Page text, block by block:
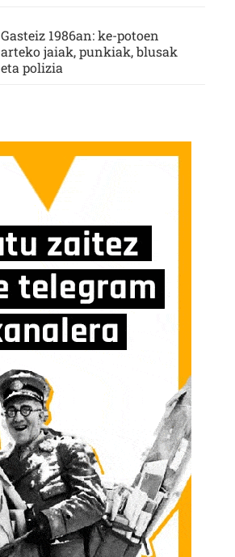
Gasteiz 1986an: ke-potoen
arteko jaiak, punkiak, blusak
eta polizia